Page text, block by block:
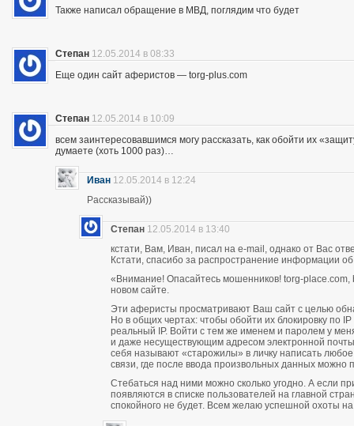
Также написал обращение в МВД, поглядим что будет
Степан 12.05.2014 в 08:33
Еще один сайт аферистов — torg-plus.com
Степан 12.05.2014 в 10:09
всем заинтересовавшимся могу рассказать, как обойти их
думаете (хоть 1000 раз)…
Иван 12.05.2014 в 12:24
Рассказывай))
Степан 12.05.2014 в 13:40
кстати, Вам, Иван, писал на e-mail, однако от Вас
Кстати, спасибо за распространение информации
«Внимание! Опасайтесь мошенников! torg-place.com,
новом сайте.
Эти аферисты просматривают Ваш сайт с целью
Но в общих чертах: чтобы обойти их блокировку по
реальный IP. Войти с тем же именем и паролем у
и даже несуществующим адресом электронной
себя называют «старожилы» в личку написать
связи, где после ввода произвольных данных можно
Стебаться над ними можно сколько угодно. А если
появляются в списке пользователей на главной
спокойного не будет. Всем желаю успешной охоты